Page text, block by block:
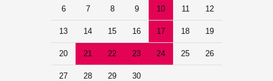
6 7 8 9 10 11 12
13 14 15 16 17 18 19
20 21 22 23 24 25 26
27 28 29 30